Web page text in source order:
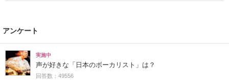
アンケート
実施中
声が好きな「日本のボーカリスト」は？
回答数：49556